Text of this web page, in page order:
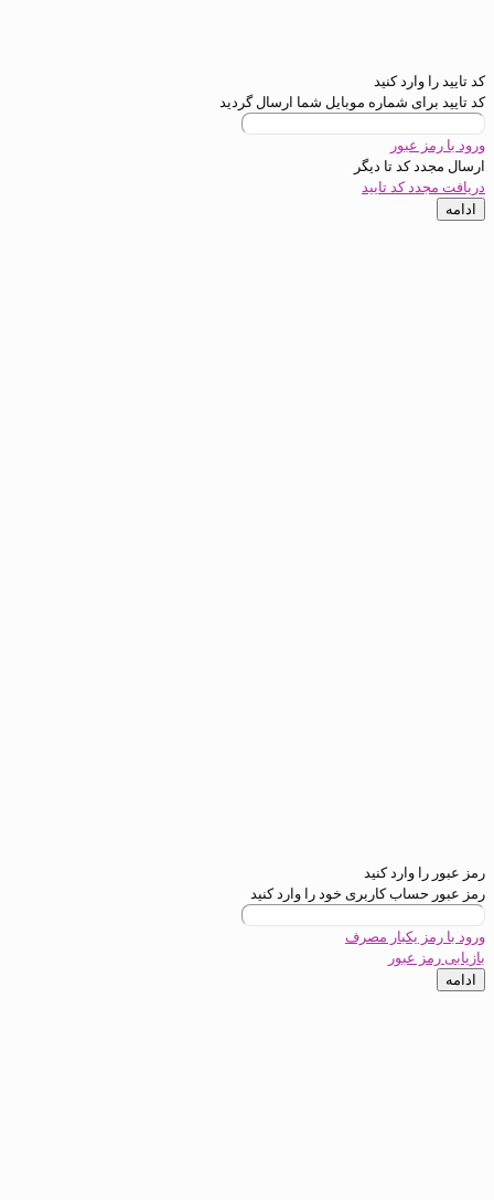
کنید
شماره موبایل شما ارسال گردید
تادیگر
تایید
کنید
کاربری خود را وارد کنید
مصرف